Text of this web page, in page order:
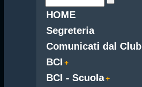
HOME
Segreteria
Comunicati dal Club
BCI
BCI - Scuola